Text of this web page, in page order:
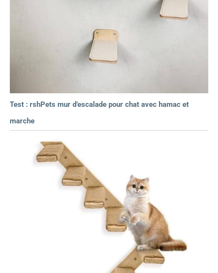
Test : rshPets mur d’escalade pour chat avec hamac et
marche